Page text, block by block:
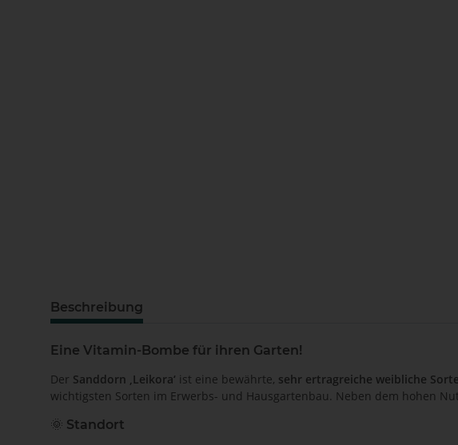
Beschreibung
Eine Vitamin-Bombe für ihren Garten!
Der Sanddorn ‚Leikora‘ ist eine bewährte, sehr ertragreiche weibliche Sorte
wichtigsten Sorten im Erwerbs- und Hausgartenbau. Neben dem hohen
🌞 Standort